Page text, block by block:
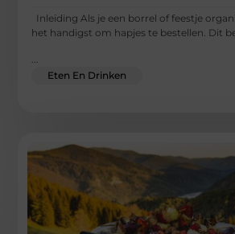
Inleiding Als je een borrel of feestje
het handigst om hapjes te bestellen. Dit
Eten En Drinken